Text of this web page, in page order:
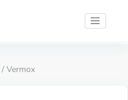
/ Vermox